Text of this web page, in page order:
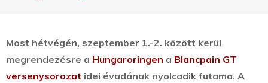
Most hétvégén, szeptember 1.-2. között kerül
megrendezésre a Hungaroringen a Blancpain GT
versenysorozat idei évadának nyolcadik futama. A